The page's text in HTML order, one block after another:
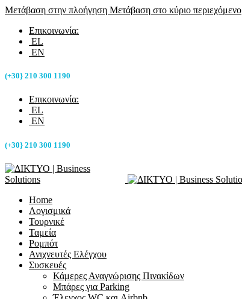
Μετάβαση στην πλοήγηση Μετάβαση στο κύριο περιεχόμενο
Επικοινωνία:
EL
EN
(+30} 210 300 1190
Επικοινωνία:
EL
EN
(+30} 210 300 1190
Home
Λογισμικά
Τουρνικέ
Ταμεία
Ρομπότ
Ανιχνευτές Ελέγχου
Συσκευές
Κάμερες Αναγνώρισης Πινακίδων
Μπάρες για Parking